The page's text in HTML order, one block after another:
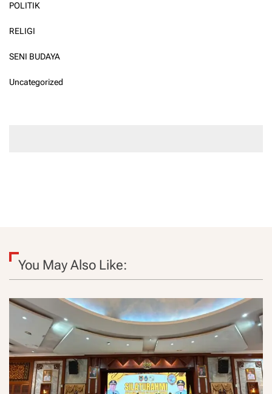
POLITIK
RELIGI
SENI BUDAYA
Uncategorized
You May Also Like: